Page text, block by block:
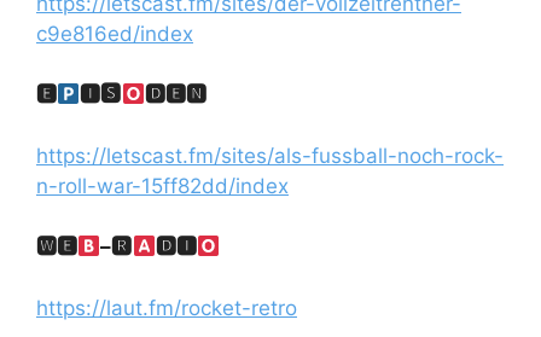
c9e816ed/index
🅴 🅸🆂 🅳🅴🅽
https://letscast.fm/sites/als-fussball-noch-rock-
n-roll-war-15ff82dd/index
🆆🅴 –🆁 🅳🅸
https://laut.fm/rocket-retro